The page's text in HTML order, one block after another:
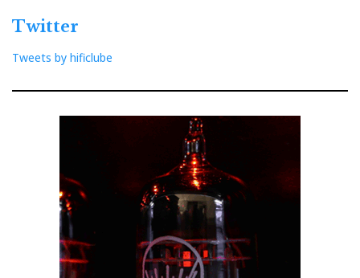
Twitter
Tweets by hificlube